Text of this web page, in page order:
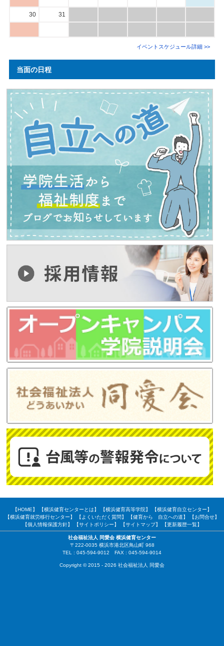
30 31
イベントスケジュール詳細 >>
当面の日程
【HOME】 【横浜健育センターとは】 【横浜健育高等学院】
【横浜健育自立センター】
【横浜健育就労移行センター】
【よくいただく質問】 【健育から 自立への道】
【お問合せ】
【個人情報保護方針】
【サイトポリシー】 【サイトマップ】 【更新履歴一覧】
社会福祉法人 同愛会 横浜健育センター
〒222-0035 横浜市港北区鳥山町 968
TEL : 045-594-9012 FAX : 045-594-9014
Copyright © 2015 - 2026 社会福祉法人 同愛会